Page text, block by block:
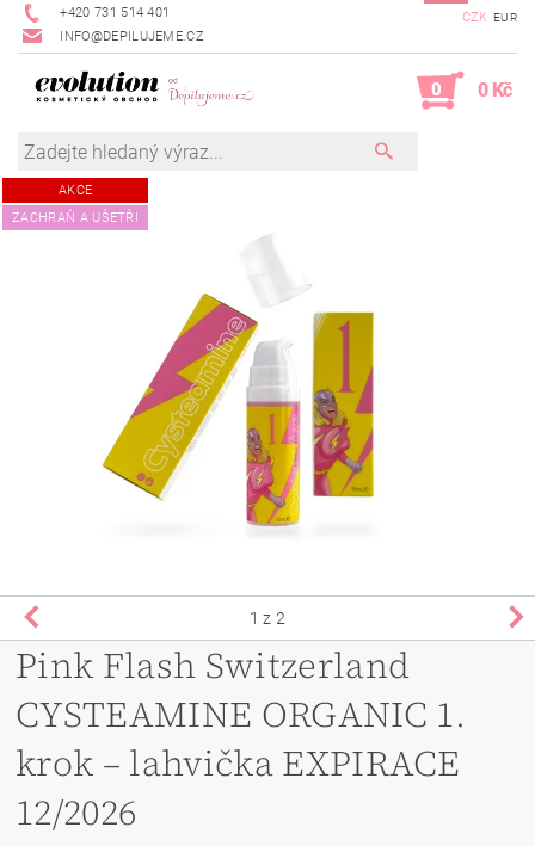
+420 731 514 401
INFO@DEPILUJEME.CZ
CZK EUR
0 0 Kč
AKCE
ZACHRAŇ A UŠETŘI
1 z 2
Pink Flash Switzerland
CYSTEAMINE ORGANIC 1.
krok – lahvička EXPIRACE
12/2026